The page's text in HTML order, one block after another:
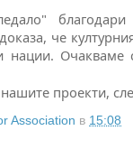
че
нации. Очакваме
проекти,
Association в 15:08